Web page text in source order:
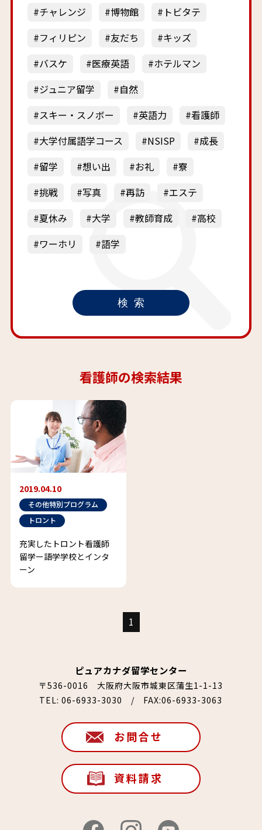
チャレンジ
博物館
トビタテ
フィリピン
友だち
キッズ
バスケ
医療英語
ホテルマン
ジュニア留学
自然
スキー・スノボー
英語力
看護師
大学付属語学コース
NSISP
成長
留学
想い出 お礼
寮
挑戦
写真 再訪
エステ
夏休み
大学 教師育成
高校
ワーホリ
語学
看護師の検索結果
2019.04.10
その他特別プログラム
トロント
充実したトロント看護師
留学ー語学学校とインタ
ーン
1
ピュアカナダ留学センター
〒536-0016 大阪府大阪市城東区蒲生1-1-13
TEL:06-6933-3030 / FAX:06-6933-3063
お問合せ
資料請求